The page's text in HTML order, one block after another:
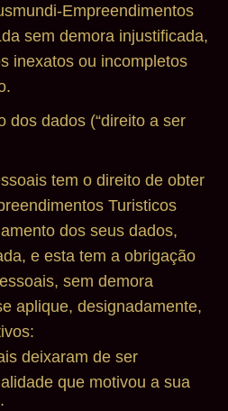
Empreendimentos
sem demora injustificada,
inexatos ou incompletos
dos dados (“direito a ser
tem o direito de obter
Turisticos
dos seus dados,
e esta tem a obrigação
sem demora
aplique, designadamente,
deixaram de ser
que motivou a sua